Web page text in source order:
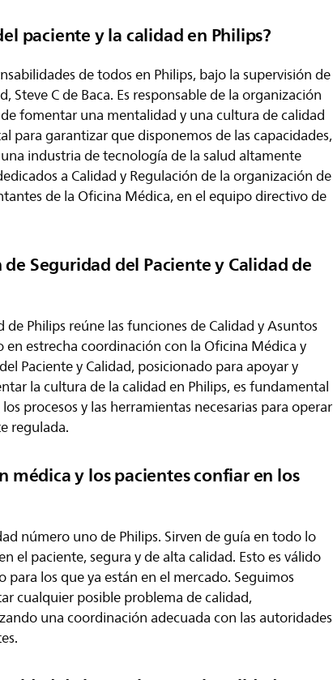
paciente y la calidad en Philips?
de todos en Philips, bajo la supervisión de
C de Baca. Es responsable de la organización
fomentar una mentalidad y una cultura de calidad
para garantizar que disponemos de las capacidades,
industria de tecnología de la salud altamente
a Calidad y Regulación de la organización de
de la Oficina Médica, en el equipo directivo de
Seguridad del Paciente y Calidad de
Philips reúne las funciones de Calidad y Asuntos
estrecha coordinación con la Oficina Médica y
Paciente y Calidad, posicionado para apoyar y
la cultura de la calidad en Philips, es fundamental
procesos y las herramientas necesarias para operar
regulada.
médica y los pacientes confiar en los
número uno de Philips. Sirven de guía en todo lo
el paciente, segura y de alta calidad. Esto es válido
los que ya están en el mercado. Seguimos
cualquier posible problema de calidad,
una coordinación adecuada con las autoridades